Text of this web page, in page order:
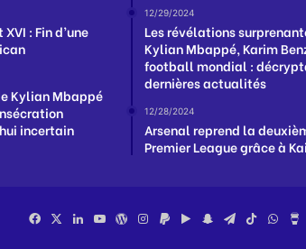
: Fin d’une
Kylian Mbappé
incertain
12/29/2024
Les révélations
Kylian Mbappé, Karim
football mondial :
dernières actualités
12/28/2024
Arsenal reprend la
Premier League grâce à
FacebookLinkedinYouTubeWordPress
Instagram
PayPalGoogleSnapchat
Telegram
TikTok